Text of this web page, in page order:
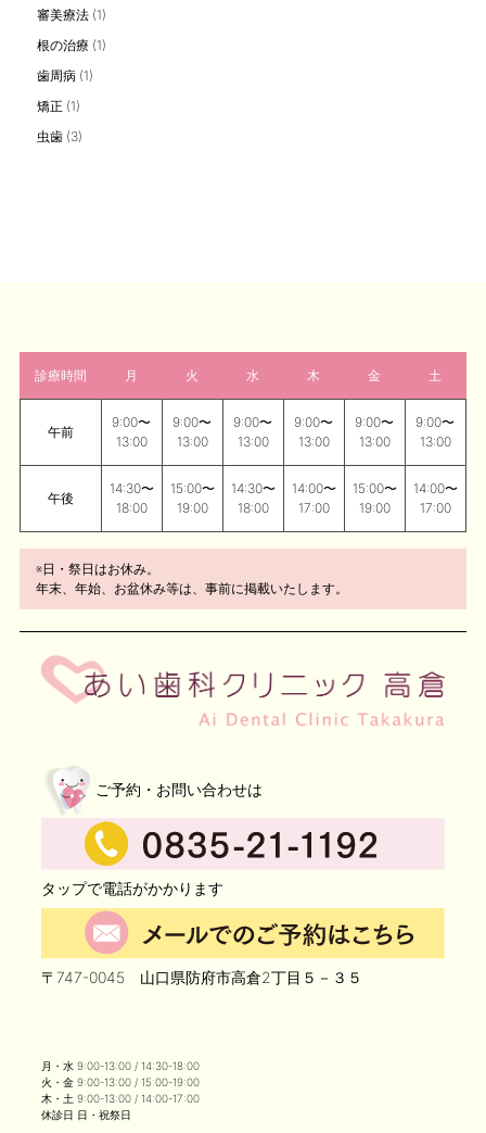
審美療法 (1)
根の治療 (1)
歯周病 (1)
矯正 (1)
虫歯 (3)
診療時間 月 火 水 木 金 土
午前
9:00〜
13:00
9:00〜
13:00
9:00〜
13:00
9:00〜
13:00
9:00〜
13:00
9:00〜
13:00
午後
14:30〜
18:00
15:00〜
19:00
14:30〜
18:00
14:00〜
17:00
15:00〜
19:00
14:00〜
17:00
※日・祭日はお休み。
年末、年始、お盆休み等は、事前に掲載いたします。
ご予約・お問い合わせは
タップで電話がかかります
〒747-0045 山口県防府市高倉2丁目５－３５
月・水 9:00-13:00 / 14:30-18:00
火・金 9:00-13:00 / 15:00-19:00
木・土 9:00-13:00 / 14:00-17:00
休診日 日・祝祭日